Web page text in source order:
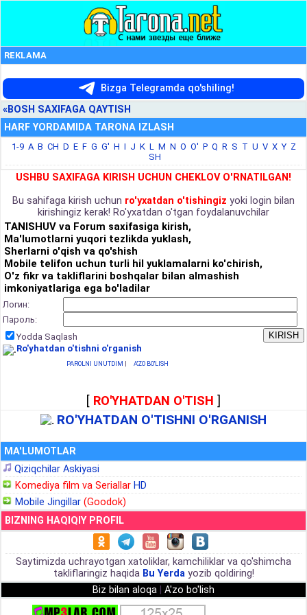
REKLAMA
Bizga Telegramda qo'shiling!
«BOSH SAXIFAGA QAYTISH
HARF YORDAMIDA TARONA IZLASH
1-9 A B CH D E F G G' H I J K L M N O O' P Q R S T U V X Y Z
SH
USHBU SAXIFAGA KIRISH UCHUN CHEKLOV O'RNATILGAN!
Bu sahifaga kirish uchun ro'yxatdan o'tishingiz yoki login bilan
kirishingiz kerak! Ro'yxatdan o'tgan foydalanuvchilar
TANISHUV va Forum saxifasiga kirish,
Ma'lumotlarni yuqori tezlikda yuklash,
Sherlarni o'qish va qo'shish
Mobile telifon uchun turli hil yuklamalarni ko'chirish,
O'z fikr va takliflarini boshqalar bilan almashish
imkoniyatlariga ega bo'ladilar
Логин:
Пароль:
Yodda Saqlash
Ro'yhatdan o'tishni o'rganish
PAROLNI UNUTDIM | A'ZO BO'LISH
[ RO'YHATDAN O'TISH ]
RO'YHATDAN O'TISHNI O'RGANISH
MA'LUMOTLAR
Qiziqchilar Askiyasi
Komediya film va Seriallar HD
Mobile Jingillar (Goodok)
BIZNING HAQIQIY PROFIL
Saytimizda uchrayotgan xatoliklar, kamchiliklar va qo'shimcha
takliflaringiz haqida Bu Yerdayozib qoldiring!
Biz bilan aloqa
A'zo bo'lish